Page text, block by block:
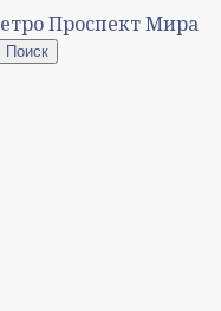
Проспект Мира